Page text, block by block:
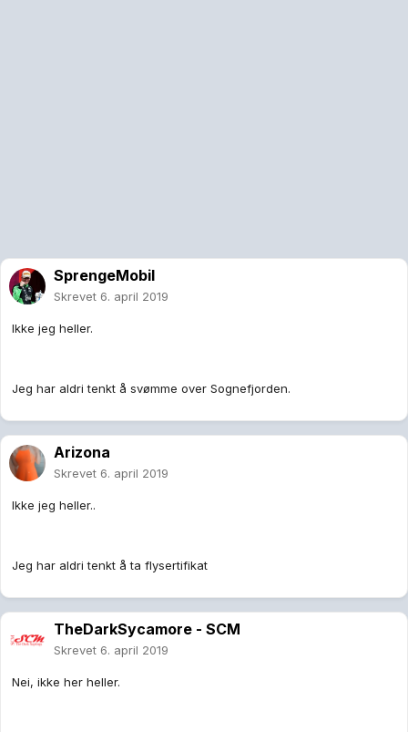
SprengeMobil
Skrevet 6. april 2019
Ikke jeg heller.
Jeg har aldri tenkt å svømme over Sognefjorden.
Arizona
Skrevet 6. april 2019
Ikke jeg heller..
Jeg har aldri tenkt å ta flysertifikat
TheDarkSycamore - SCM
Skrevet 6. april 2019
Nei, ikke her heller.